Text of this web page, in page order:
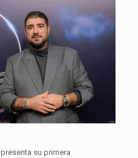
presenta su primera